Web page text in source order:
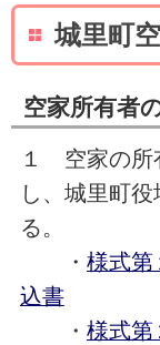
城里町
空家所有者
１ 空家の所
し、城里町
る。
・ 様式
込書
・ 様式